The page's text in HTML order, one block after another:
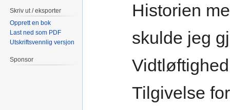
Historien
skulde jeg
Tilgivelse
Skriv ut / eksporter
Opprett en bok
Last ned som PDF
Utskriftsvennlig versjon
Sponsor